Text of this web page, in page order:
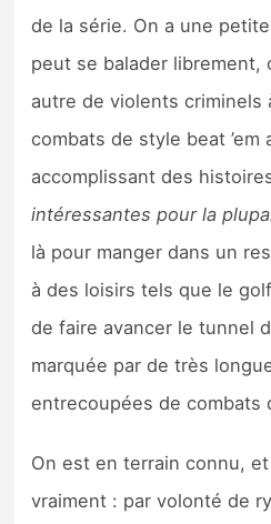
de la série. On a une
peut se balader librement,
autre de violents criminels
combats de style beat ’em
accomplissant des
intéressantes pour la
là pour manger dans un
à des loisirs tels que le
de faire avancer le tunnel
marquée par de très
entrecoupées de combats
On est en terrain connu,
vraiment : par volonté de